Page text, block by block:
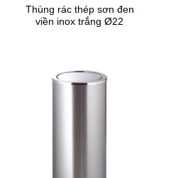
Thùng rác thép sơn đen
viền inox trắng Ø22